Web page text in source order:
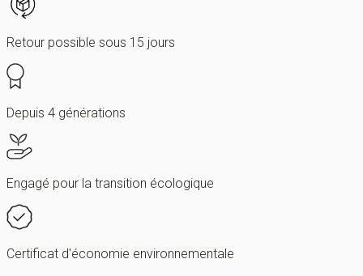
Retour possible sous 15 jours
Depuis 4 générations
Engagé pour la transition écologique
Certificat d'économie environnementale